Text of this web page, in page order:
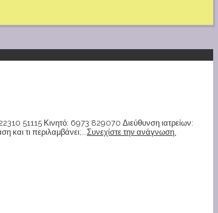
51115 Κινητό: 6973 829070 Διεύθυνση ιατρείων:
τι περιλαμβάνει;...Συνεχίστε την ανάγνωση.